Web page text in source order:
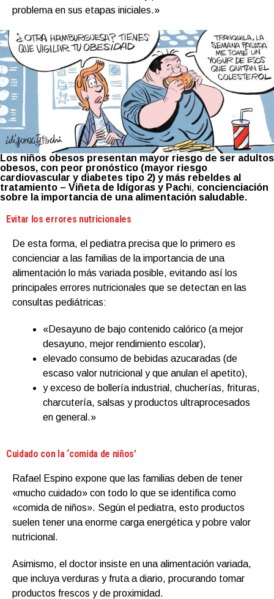
problema en sus etapas iniciales.»
Los niños obesos presentan mayor riesgo de ser adultos
obesos, con peor pronóstico (mayor riesgo
cardiovascular y diabetes tipo 2) y más rebeldes al
tratamiento – Viñeta de Idígoras y Pachi, concienciación
sobre la importancia de una alimentación saludable.
Evitar los errores nutricionales
De esta forma, el pediatra precisa que lo primero es
concienciar a las familias de la importancia de una
alimentación lo más variada posible, evitando así los
principales errores nutricionales que se detectan en las
consultas pediátricas:
«Desayuno de bajo contenido calórico (a mejor
desayuno, mejor rendimiento escolar),
elevado consumo de bebidas azucaradas (de
escaso valor nutricional y que anulan el apetito),
y exceso de bollería industrial, chucherías, frituras,
charcutería, salsas y productos ultraprocesados
en general.»
Cuidado con la ‘comida de niños’
Rafael Espino expone que las familias deben de tener
«mucho cuidado» con todo lo que se identifica como
«comida de niños». Según el pediatra, esto productos
suelen tener una enorme carga energética y pobre valor
nutricional.
Asimismo, el doctor insiste en una alimentación variada,
que incluya verduras y fruta a diario, procurando tomar
productos frescos y de proximidad.